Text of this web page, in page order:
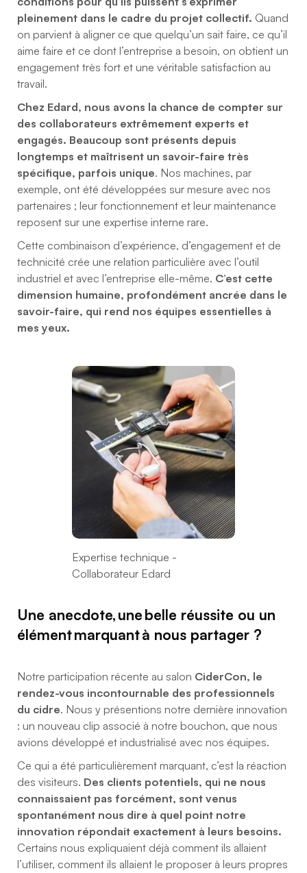
pleinement dans le cadre du projet collectif. Quand
on parvient à aligner ce que quelqu’un sait faire, ce qu’il
aime faire et ce dont l’entreprise a besoin, on obtient un
engagement très fort et une véritable satisfaction au
travail.
Chez Edard, nous avons la chance de compter sur
des collaborateurs extrêmement experts et
engagés. Beaucoup sont présents depuis
longtemps et maîtrisent un savoir-faire très
spécifique, parfois unique. Nos machines, par
exemple, ont été développées sur mesure avec nos
partenaires ; leur fonctionnement et leur maintenance
reposent sur une expertise interne rare.
Cette combinaison d’expérience, d’engagement et de
technicité crée une relation particulière avec l’outil
industriel et avec l’entreprise elle-même. C’est cette
dimension humaine, profondément ancrée dans le
savoir-faire, qui rend nos équipes essentielles à
mes yeux.
Expertise technique -
Collaborateur Edard
Une anecdote, une belle réussite ou un
élément marquant à nous partager ?
Notre participation récente au salon CiderCon, le
rendez-vous incontournable des professionnels
du cidre. Nous y présentions notre dernière innovation
: un nouveau clip associé à notre bouchon, que nous
avions développé et industrialisé avec nos équipes.
Ce qui a été particulièrement marquant, c’est la réaction
des visiteurs. Des clients potentiels, qui ne nous
connaissaient pas forcément, sont venus
spontanément nous dire à quel point notre
innovation répondait exactement à leurs besoins.
Certains nous expliquaient déjà comment ils allaient
l’utiliser, comment ils allaient le proposer à leurs propres